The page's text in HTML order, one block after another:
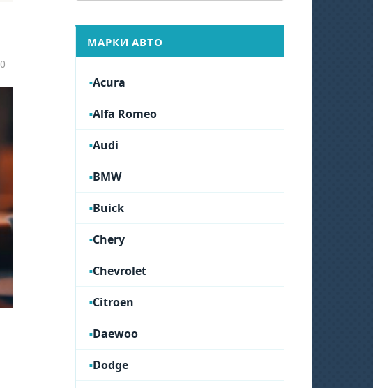
0
МАРКИ АВТО
Acura
Alfa Romeo
Audi
BMW
Buick
Chery
Chevrolet
Citroen
Daewoo
Dodge